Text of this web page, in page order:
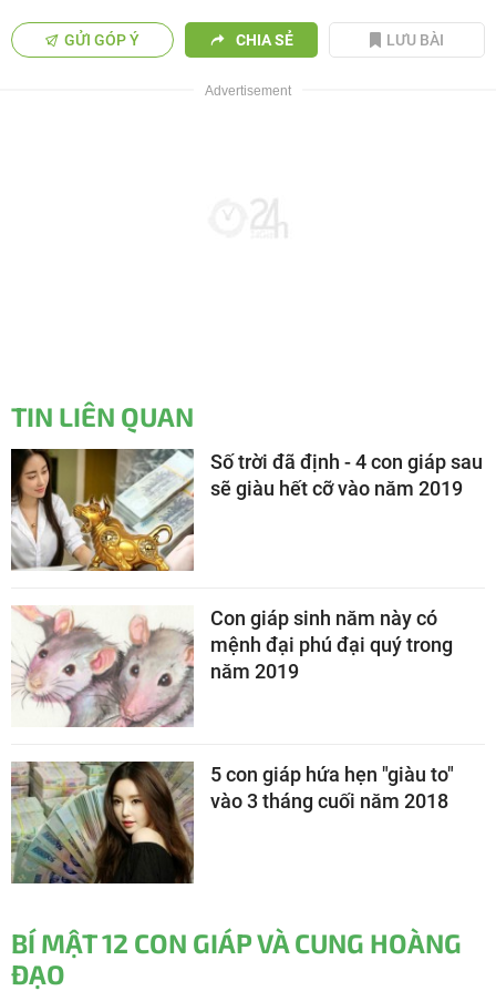
GỬI GÓP Ý CHIA SẺ LƯU BÀI
TIN LIÊN QUAN
Số trời đã định - 4 con giáp sau
sẽ giàu hết cỡ vào năm 2019
Con giáp sinh năm này có
mệnh đại phú đại quý trong
năm 2019
5 con giáp hứa hẹn "giàu to"
vào 3 tháng cuối năm 2018
BÍ MẬT 12 CON GIÁP VÀ CUNG HOÀNG
ĐẠO